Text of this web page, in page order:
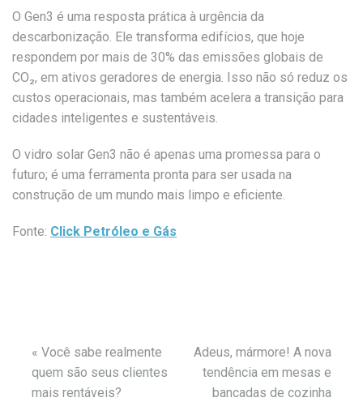
O Gen3 é uma resposta prática à urgência da
descarbonização. Ele transforma edifícios, que hoje
respondem por mais de 30% das emissões globais de
CO₂, em ativos geradores de energia. Isso não só reduz os
custos operacionais, mas também acelera a transição para
cidades inteligentes e sustentáveis.
O vidro solar Gen3 não é apenas uma promessa para o
futuro; é uma ferramenta pronta para ser usada na
construção de um mundo mais limpo e eficiente.
Fonte: Click Petróleo e Gás
« Você sabe realmente
quem são seus clientes
mais rentáveis?
Adeus, mármore! A nova
tendência em mesas e
bancadas de cozinha